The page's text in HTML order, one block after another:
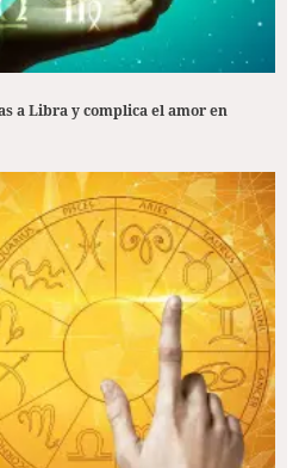
a Libra y complica el amor en